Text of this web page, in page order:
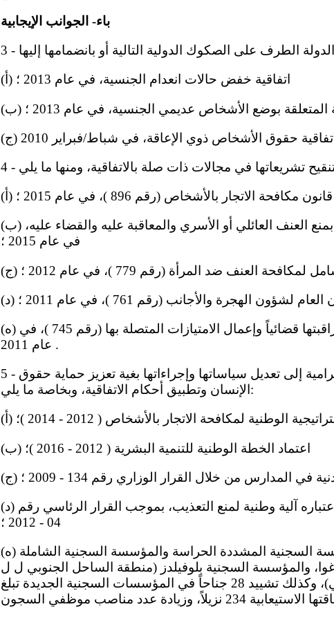
باء- الجوانب الإيجابية
الطرف على الصكوك الدولية التالية أو بانضمامها إليها
(أ) اتفاقية خفض حالات انعدام الجنسية، في عام 2013 ؛
المتعلقة بوضع الأشخاص عديمي الجنسية، في عام 2013 ؛
مكافحة الاتجار بالأشخاص (رقم 896 )، في عام 2015 ؛
(ب) سن قانون الأسرة الذي يكرس الالتزام بمنع العنف العائلي أو الأسري والمعاقبة عليه والقضاء عليه،
في عام 2015 ؛
العنف ضد المرأة (رقم 779 )، في عام 2012 ؛
لشؤون الهجرة والأجانب (رقم 761 )، في عام 2011 ؛
(ه) سن قانون تنفيذ العقوبات الجنائية ومراقبتها قضائياً وإعمال الامتيازات المتصلة بها (رقم 745 )، في
عام 2011 .
5 - كما ترحب اللجنة بجهود الدولة الطرف الرامية إلى تعديل سياساتها وإجراءاتها بغية تعزيز حماية حقوق
الإنسان وتطبيق أحكام الاتفاقية، وبخاصة ما يلي:
الوطنية لمكافحة الاتجار بالأشخاص ( 2012 - 2014 )؛
(ب) اعتماد الخطة الوطنية للتنمية البشرية ( 2012 - 2016 )؛
في المدارس من خلال القرار الوزاري رقم 134 - 2009 ؛
(د) تعيين مكتب الدفاع عن حقوق الإنسان باعتباره آلية وطنية لمنع التعذيب، بموجب القرار الرئاسي رقم
04 - 2012 ؛
(ه) القيام مؤخراً بتشييد وتجهيز المؤسسة السجنية المشددة الحراسة والمؤسسة السجنية الشاملة
والمؤسسة السجنية بلوفيلدز (منطقة الساحل الجنوبي ل ل
بحر الكاريبي المتمتعة بالحكم الذاتي)، وكذلك تشييد 28 جناحاً في المؤسسات السجنية الجديدة تبلغ
234 نزيلاً، وزيادة عدد مناصب موظفي السجون